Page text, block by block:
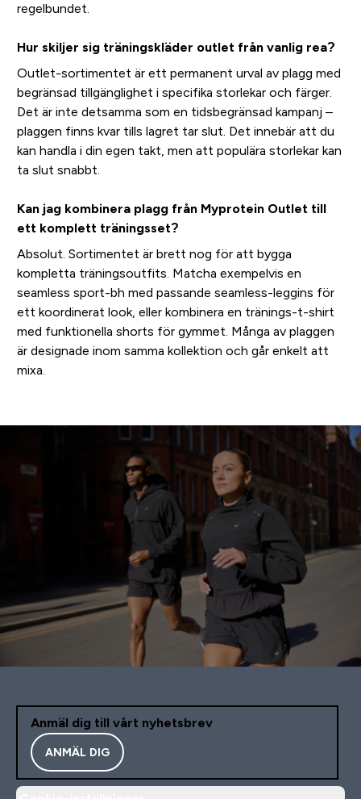
regelbundet.
Hur skiljer sig träningskläder outlet från vanlig rea?
Outlet-sortimentet är ett permanent urval av plagg med
begränsad tillgänglighet i specifika storlekar och färger.
Det är inte detsamma som en tidsbegränsad kampanj –
plaggen finns kvar tills lagret tar slut. Det innebär att du
kan handla i din egen takt, men att populära storlekar kan
ta slut snabbt.
Kan jag kombinera plagg från Myprotein Outlet till
ett komplett träningsset?
Absolut. Sortimentet är brett nog för att bygga
kompletta träningsoutfits. Matcha exempelvis en
seamless sport-bh med passande seamless-leggins för
ett koordinerat look, eller kombinera en tränings-t-shirt
med funktionella shorts för gymmet. Många av plaggen
är designade inom samma kollektion och går enkelt att
mixa.
Anmäl dig till vårt nyhetsbrev
ANMÄL DIG